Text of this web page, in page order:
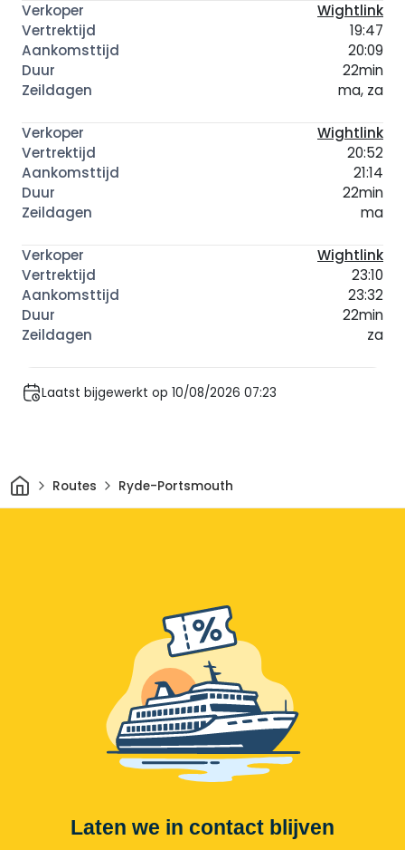
Wightlink
19:47
20:09
22min
ma, za
Wightlink
20:52
21:14
22min
ma
Wightlink
23:10
23:32
22min
za
Laatst bijgewerkt op 10/08/2026 07:23
ThuisRoutes Ryde-Portsmouth
Laten we in contact blijven